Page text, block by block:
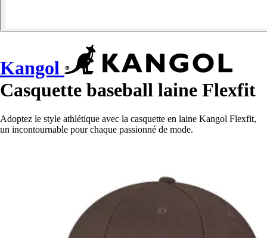
Kangol
Casquette baseball laine Flexfit
Adoptez le style athlétique avec la casquette en laine Kangol Flexfit,
un incontournable pour chaque passionné de mode.